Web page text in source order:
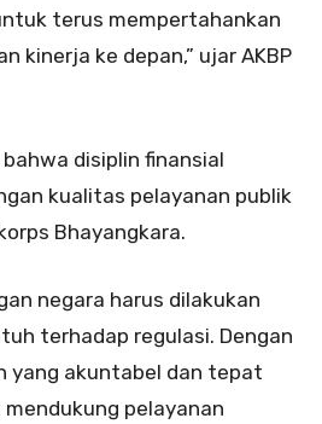
terus mempertahankan
kinerja ke depan,” ujar AKBP
disiplin finansial
kualitas pelayanan publik
Bhayangkara.
negara harus dilakukan
terhadap regulasi. Dengan
yang akuntabel dan tepat
pelayanan